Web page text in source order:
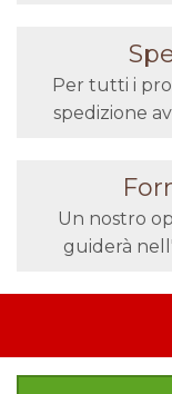
Per tutti i
spedizione
Un nostro
guiderà